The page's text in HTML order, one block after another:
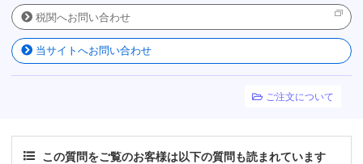
税関へお問い合わせ
当サイトへお問い合わせ
ご注文について
この質問をご覧のお客様は以下の質問も読まれています